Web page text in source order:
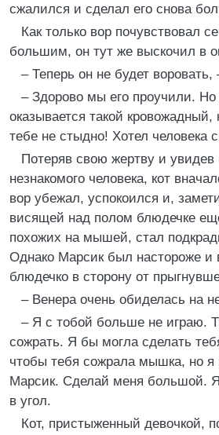
сжалился и сделал его снова
Как только вор почувствовал
большим, он тут же выскочил в
– Теперь он не будет воровать,
– Здорово мы его проучили. Но
оказывается такой кровожадный,
тебе не стыдно! Хотел человека
Потеряв свою жертву и увидев
незнакомого человека, кот
вор убежал, успокоился и,
висящей над полом блюдечке
похожих на мышей, стал
Однако Марсик был настороже и
блюдечко в сторону от
– Венера очень обиделась на
– Я с тобой больше не играю.
сожрать. Я бы могла сделать
чтобы тебя сожрала мышка, но я
Марсик. Сделай меня большой.
в угол.
Кот, пристыженный девочкой,